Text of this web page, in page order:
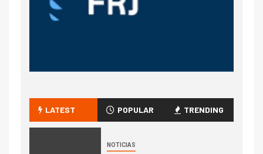
LATEST POPULAR TRENDING
NOTICIAS